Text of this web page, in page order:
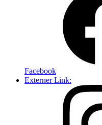
Facebook
Externer Link: